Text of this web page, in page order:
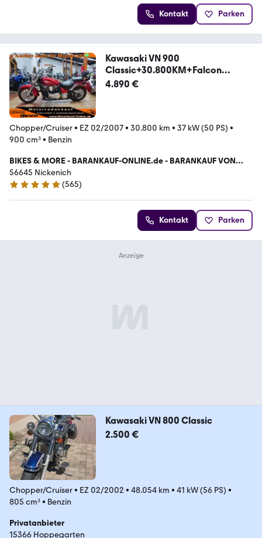
Kontakt Parken
Kawasaki VN 900
Classic+30.800KM+Falcon
Double Grove
4.890 €
Chopper/Cruiser• EZ 02/2007• 30.800 km • 37 kW (50 PS) •
900 cm³• Benzin
BIKES & MORE - BARANKAUF-ONLINE.de - BARANKAUF VON
MOTORRÄDERN
56645 Nickenich
4.8 Sterne
(565)
Kontakt Parken
Kawasaki VN 800 Classic
2.500 €
Chopper/Cruiser• EZ 02/2002 • 48.054 km • 41 kW (56 PS) •
805 cm³• Benzin
Privatanbieter
15366 Hoppegarten